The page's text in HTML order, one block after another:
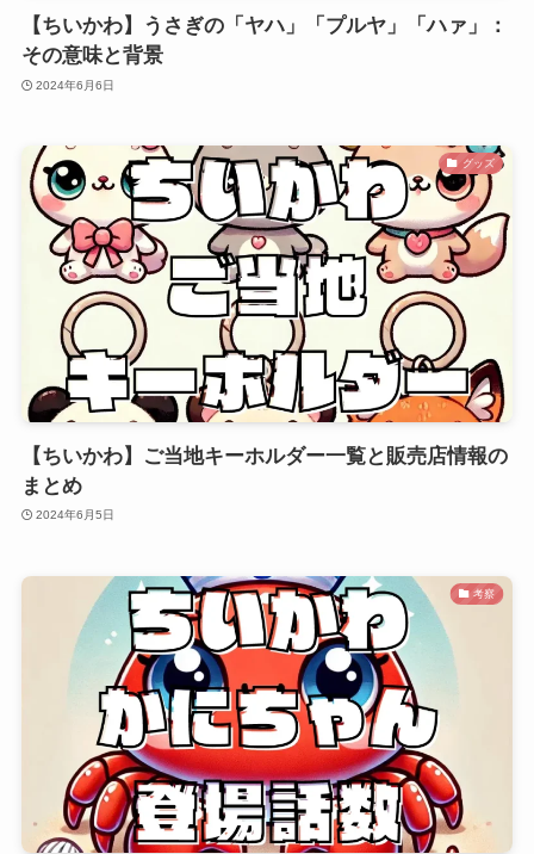
【ちいかわ】うさぎの「ヤハ」「プルヤ」「ハァ」：
その意味と背景
2024年6月6日
グッズ
【ちいかわ】ご当地キーホルダー一覧と販売店情報の
まとめ
2024年6月5日
考察